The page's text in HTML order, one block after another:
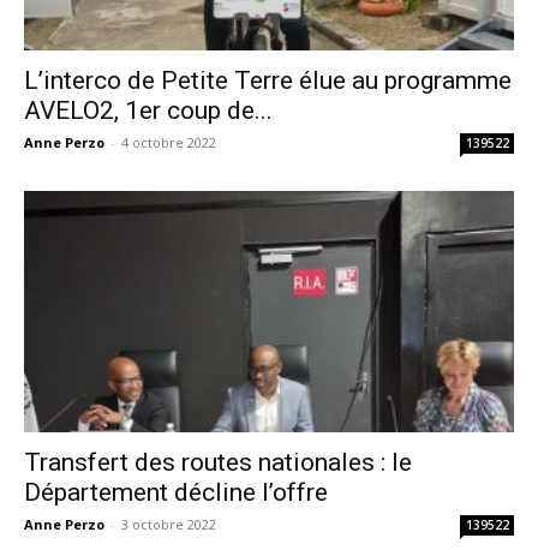
L’interco de Petite Terre élue au programme
AVELO2, 1er coup de...
Anne Perzo - 4 octobre 2022 139522
Transfert des routes nationales : le
Département décline l’offre
Anne Perzo - 3 octobre 2022 139522